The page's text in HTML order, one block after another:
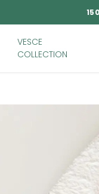
VESCE
COLLECTION